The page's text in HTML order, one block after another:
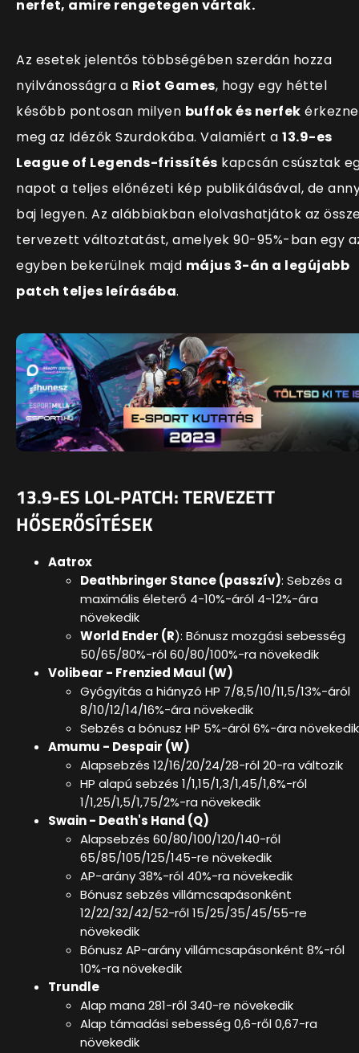
nerfet, amire rengetegen vártak.
Az esetek jelentős többségében szerdán hozza
nyilvánosságra a Riot Games, hogy egy héttel
később pontosan milyen buffok és nerfek
meg az Idézők Szurdokába. Valamiért a 13.9-es
League of Legends-frissítés kapcsán csúsztak
napot a teljes előnézeti kép publikálásával, de
baj legyen. Az alábbiakban elolvashatjátok az
tervezett változtatást, amelyek 90-95%-ban egy
egyben bekerülnek majd május 3-án a legújabb
patch teljes leírásába.
13.9-ES LOL-PATCH: TERVEZETT
HŐSERŐSÍTÉSEK
Aatrox
Deathbringer Stance (passzív): Sebzés a
maximális életerő 4-10%-áról 4-12%-ára
növekedik
World Ender (R): Bónusz mozgási sebesség
50/65/80%-ról 60/80/100%-ra növekedik
Volibear - Frenzied Maul (W)
Gyógyítás a hiányzó HP 7/8,5/10/11,5/13%-áról
8/10/12/14/16%-ára növekedik
Sebzés a bónusz HP 5%-áról 6%-ára növekedik
Amumu - Despair (W)
Alapsebzés 12/16/20/24/28-ról 20-ra változik
HP alapú sebzés 1/1,15/1,3/1,45/1,6%-ról
1/1,25/1,5/1,75/2%-ra növekedik
Swain - Death's Hand (Q)
Alapsebzés 60/80/100/120/140-ről
65/85/105/125/145-re növekedik
AP-arány 38%-ról 40%-ra növekedik
Bónusz sebzés villámcsapásonként
12/22/32/42/52-ről 15/25/35/45/55-re
növekedik
Bónusz AP-arány villámcsapásonként 8%-ról
10%-ra növekedik
Trundle
Alap mana 281-ről 340-re növekedik
Alap támadási sebesség 0,6-ről 0,67-ra
növekedik